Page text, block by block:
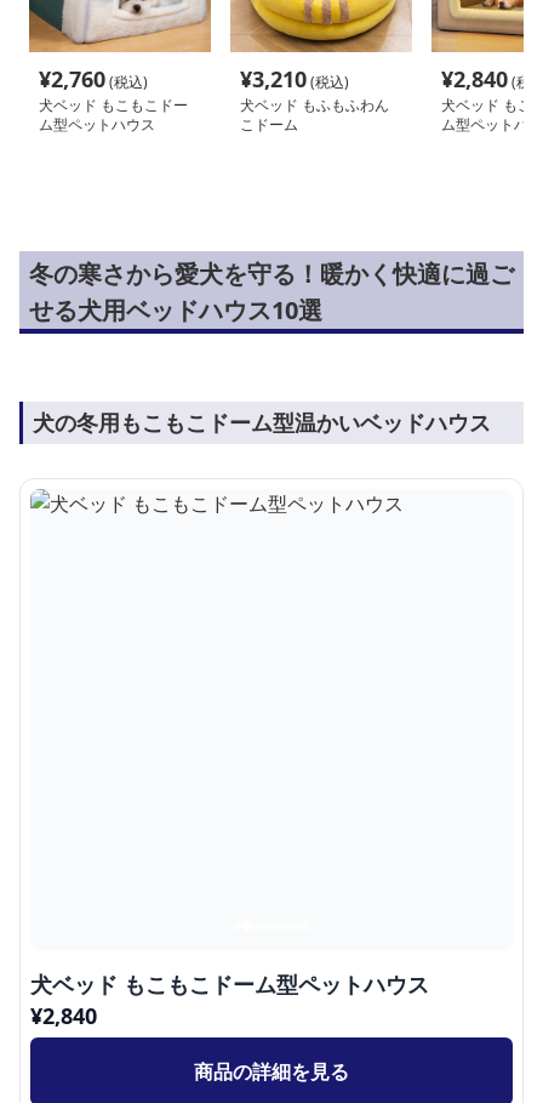
¥2,760(税込)
犬ベッド もこもこドー
ム型ペットハウス
¥3,210(税込)
犬ベッド もふもふわん
こドーム
¥2,840(税
犬ベッド もこ
ム型ペットハ
冬の寒さから愛犬を守る！暖かく快適に過ご
せる犬用ベッドハウス10選
犬の冬用もこもこドーム型温かいベッドハウス
犬ベッド もこもこドーム型ペットハウス
¥2,840
商品の詳細を見る